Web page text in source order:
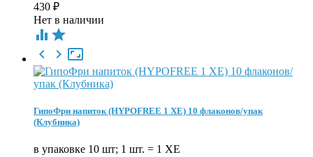
430 ₽
Нет в наличии
 

 
ГипоФри напиток (HYPOFREE 1 ХЕ) 10 флаконов/упак
(Клубника)
в упаковке 10 шт; 1 шт. = 1 ХЕ